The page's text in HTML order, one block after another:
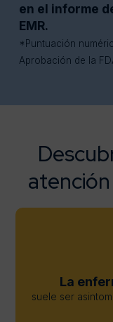
en el informe
EMR.
*Puntuación
Aprobación de la
La
suele ser